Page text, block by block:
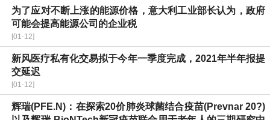
为了应对不断上涨的能源价格，意大利工业部长认为，政府
可能会提高能源公司的企业税
[01-12]
新风医疗私有化交易拟于今年一季度完成，2021年半年报提
交延迟
[01-12]
辉瑞(PFE.N)：在探索20价肺炎球菌结合疫苗(Prevnar 20?)